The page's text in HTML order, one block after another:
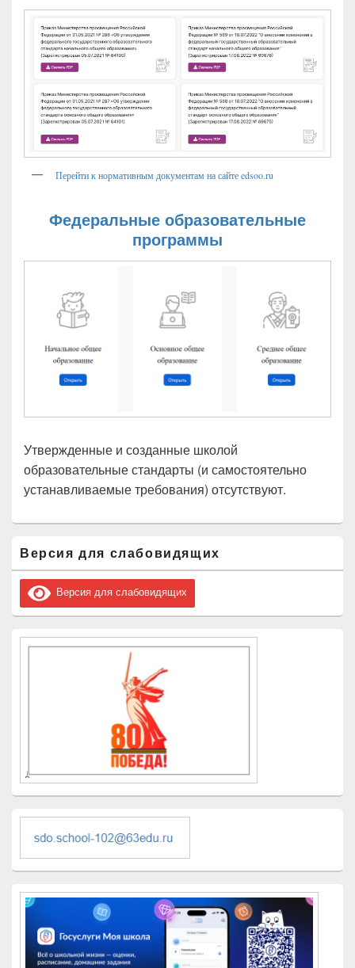
Перейти к нормативным документам на сайте edsoo.ru
Федеральные образовательные
программы
Утвержденные и созданные школой
образовательные стандарты (и самостоятельно
устанавливаемые требования) отсутствуют.
основной
боковой
панели
Версия для слабовидящих
Версия для слабовидящих